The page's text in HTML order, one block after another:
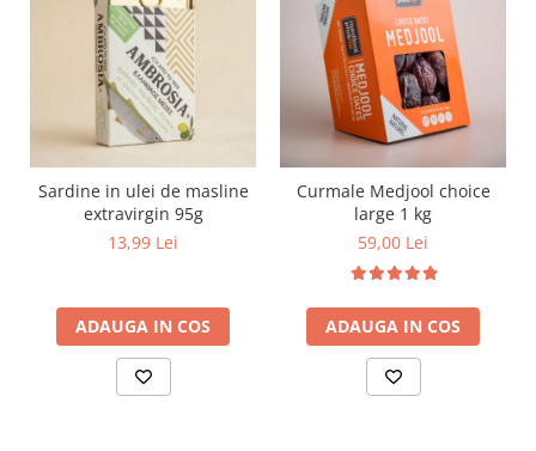
Sardine in ulei de masline
extravirgin 95g
13,99 Lei
ADAUGA IN COS
Curmale Medjool choice
large 1 kg
59,00 Lei
ADAUGA IN COS